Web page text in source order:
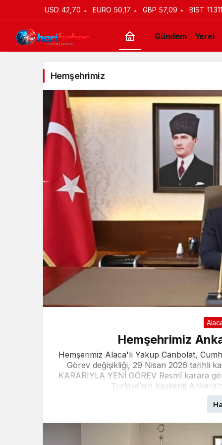
USD 42,70 EURO 50,17 GBP 57,09 BIST
Gündem Yerel
Hemşehrimiz
Hemşehrimiz
Hemşerimiz Alaca'lı Yakup Canbolat,
Görev değişikliği, 29 Nisan 2026 tarihli
KARARIYLA YENİ GÖREV Resmî karara
Türkiye’nin başkenti